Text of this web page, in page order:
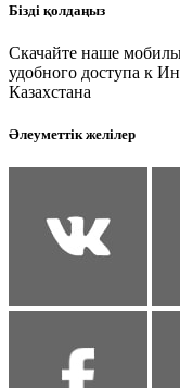
Бізді қолдаңыз
Скачайте наше
удобного доступа к
Казахстана
Әлеуметтік желілер